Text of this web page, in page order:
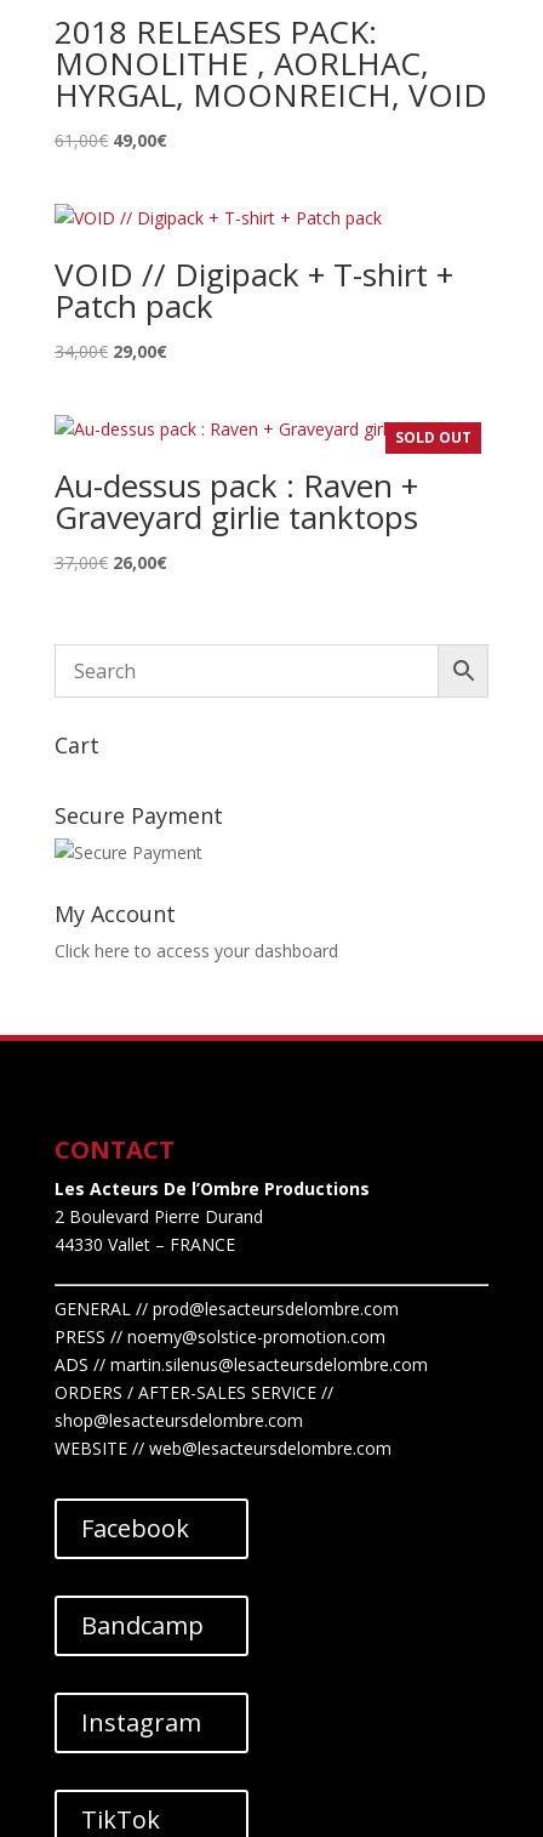
2018 RELEASES PACK:
MONOLITHE , AORLHAC,
HYRGAL, MOONREICH, VOID
61,00€ Le
était :
49,00€Le
est :
VOID // Digipack + T-shirt +
Patch pack
34,00€ Le
était :
29,00€Le
est :
SOLD OUT
Au-dessus pack : Raven +
Graveyard girlie tanktops
37,00€ Le
était :
37,00€.
26,00€Le
est :
Cart
Secure Payment
My Account
Click here to access your dashboard
CONTACT
Les Acteurs De l’Ombre Productions
2 Boulevard Pierre Durand
44330 Vallet– FRANCE
GENERAL // prod@lesacteursdelombre.com
PRESS // noemy@solstice-promotion.com
ADS // martin.silenus@lesacteursdelombre.com
ORDERS / AFTER-SALES SERVICE //
shop@lesacteursdelombre.com
WEBSITE // web@lesacteursdelombre.com
Facebook
Bandcamp
Instagram
TikTok